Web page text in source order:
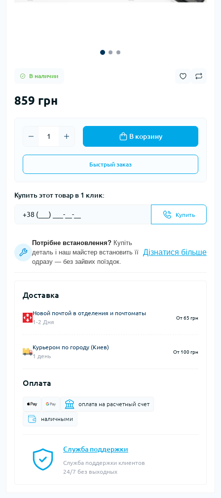
В наличии
859 грн
В корзину
Быстрый заказ
Купить этот товар в 1 клик:
Купить
Потрібне встановлення? Купіть
деталь і наш майстер встановить її
одразу — без зайвих поїздок.
Дізнатися більше
Доставка
Новой почтой в отделения и почтоматы
1-2 Дня
От 65 грн
Курьером по городу (Киев)
1 день
От 100 грн
Оплата
оплата на расчетный счет
наличными
Служба поддержки
Служба поддержки клиентов
24/7 без выходных